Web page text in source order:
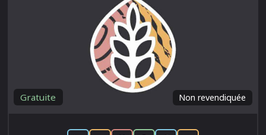
Non revendiquée
Gratuite